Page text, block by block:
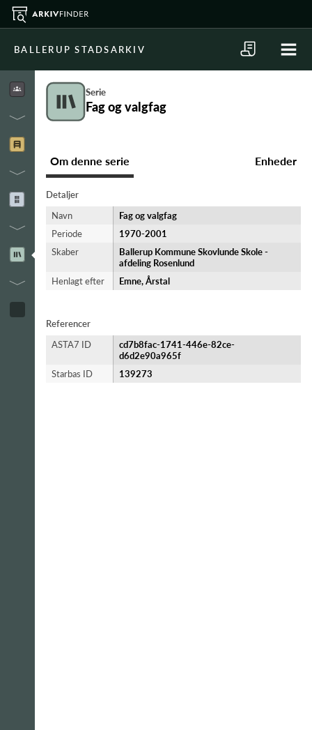
BALLERUP STADSARKIV
Serie
Fag og valgfag
Om denne serie Enheder
Detaljer
Navn
Fag og valgfag
Periode
1970-​2001
Skaber
Ballerup Kommune Skovlunde Skole -
afdeling Rosenlund
Henlagt efter
Emne, Årstal
Referencer
ASTA7 ID
cd7b8fac-1741-446e-82ce-
d6d2e90a965f
Starbas ID
139273